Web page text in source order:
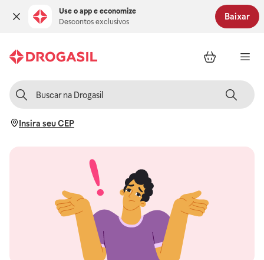
Use o app e economize
Descontos exclusivos
Baixar
Insira seu CEP